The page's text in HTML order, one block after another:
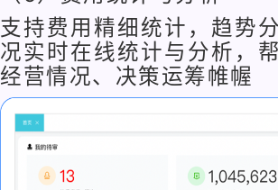
支持费用精细统计，趋势
况实时在线统计与分析，
经营情况、决策运筹帷幄